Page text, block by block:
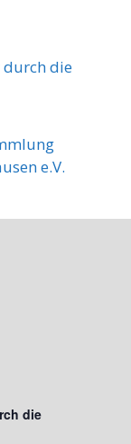
durch die
e.V.
die